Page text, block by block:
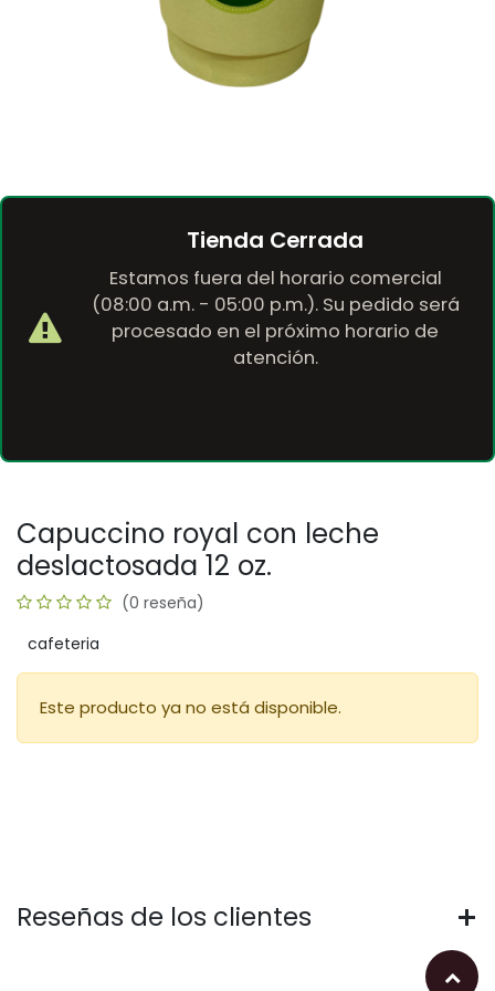
Tienda Cerrada
Estamos fuera del horario comercial
(08:00 a.m. - 05:00 p.m.). Su pedido será
procesado en el próximo horario de
atención.
Capuccino royal con leche
deslactosada 12 oz.
(0 reseña)
cafeteria
Este producto ya no está disponible.
Reseñas de los clientes